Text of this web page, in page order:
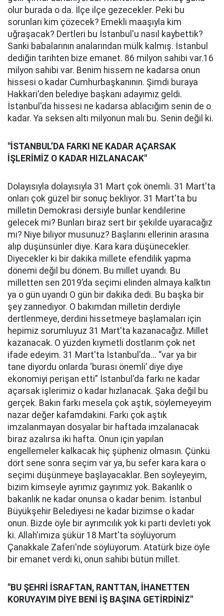
olur burada o da. İlçe ilçe gezecekler. Peki bu
sorunları kim çözecek? Emekli maaşıyla kim
uğraşacak? Dertleri bu İstanbul'u nasıl kaybettik?
Sanki babalarının analarından mülk kalmış. İstanbul
dediğin tarihten bize emanet. 86 milyon sahibi var.16
milyon sahibi var. Benim hissem ne kadarsa onun
hissesi o kadar Cumhurbaşkanının. Şimdi buraya
Hakkari'den belediye başkanı adayımız geldi.
İstanbul'da hissesi ne kadarsa ablacığım senin de o
kadar. Ya seksen altı milyonun malı bu. Senin değil ki.
''İSTANBUL’DA FARKI NE KADAR AÇARSAK
İŞLERİMİZ O KADAR HIZLANACAK''
Dolayısıyla dolayısıyla 31 Mart çok önemli. 31 Mart'ta
onları çok güzel bir sonuç bekliyor. 31 Mart'ta bu
milletin Demokrasi dersiyle bunlar kendilerine
gelecek mi? Bunları biraz sert bir şekilde uyaracağız
mı? Niye biliyor musunuz? Başlarını ellerinin arasına
alıp düşünsünler diye. Kara kara düşünecekler.
Diyecekler ki bir dakika millete efendilik yapma
dönemi değil bu dönem. Bu millet uyandı. Bu
milletten sen 2019’da seçimi elinden almaya kalktın
ya o gün uyandı O gün bir dakika dedi. Bu başka bir
şey zannediyor. O bakımdan milletin derdiyle
dertlenmeye, derdini hissetmeye başlamaları için
hepimiz sorumluyuz 31 Mart'ta kazanacağız. Millet
kazanacak. O yüzden kıymetli dostlarım çok net
ifade edeyim. 31 Mart'ta İstanbul'da... “var ya bir
tane diyordu onlarda ‘burası önemli’ diye diye
ekonomiyi perişan etti” İstanbul'da farkı ne kadar
açarsak işlerimiz o kadar hızlanacak. Şaka değil bu
gerçek. Bakın farkı mesela çok aştık, söylemeyeyim
nazar değer kafamdakini. Farkı çok aştık
imzalanmayan dosyalar bir haftada imzalanacak
biraz azalırsa iki hafta. Onun için yapılan
engellemeler kalkacak hiç şüpheniz olmasın. Çünkü
dört sene sonra seçim var ya, bu sefer kara kara o
seçimi düşünmeye başlayacaklar. Ben söyleyeyim,
bizim kimseyle ayrımız gayrımız yok. Bakanlık o
bakanlık ne kadar onunsa o kadar benim. İstanbul
Büyükşehir Belediyesi ne kadar bizimse o kadar
onun. Bizde öyle bir ayrımcılık yok ki parti devleti yok
ki. Allah'ımıza şükür 18 Mart'ta söylüyorum
Çanakkale Zaferi'nde söylüyorum. Atatürk bize öyle
bir emanet verdi ki, onun sahibi bütün millet.
''BU ŞEHRİ İSRAFTAN, RANTTAN, İHANETTEN
KORUYAYIM DİYE BENİ İŞ BAŞINA GETİRDİNİZ''